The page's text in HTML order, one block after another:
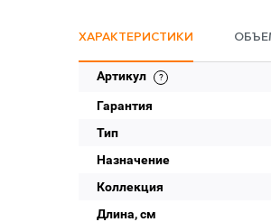
ХАРАКТЕРИСТИКИ
Артикул
Гарантия
Тип
Назначение
Коллекция
Длина, см